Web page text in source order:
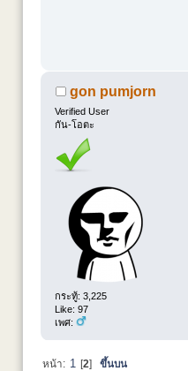
gon pumjorn
Verified User
กัน-โอตะ
กระทู้: 3,225
Like: 97
เพศ:
หน้า: 1 [2] ขึ้นบน